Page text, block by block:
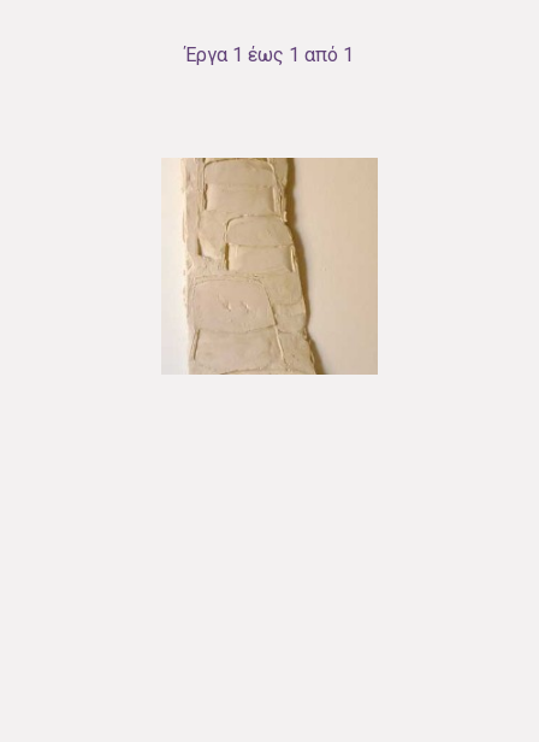
Έργα 1 έως 1 από 1